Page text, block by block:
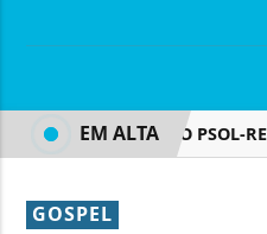
FEDERAÇÃO PSOL-REDE
EM ALTA
GOSPEL